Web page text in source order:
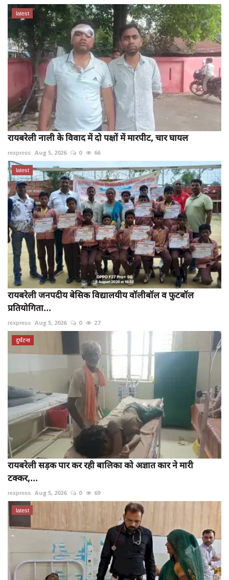
latest
रायबरेली नाली के विवाद में दो पक्षों में मारपीट, चार घायल
rexpress Aug 5, 2026 0 66
latest
रायबरेली जनपदीय बेसिक विद्यालयीय वॉलीबॉल व फुटबॉल
प्रतियोगिता...
rexpress Aug 5, 2026 0 27
दुर्घटना
रायबरेली सड़क पार कर रही बालिका को अज्ञात कार ने मारी
टक्कर,...
rexpress Aug 5, 2026 0 69
latest